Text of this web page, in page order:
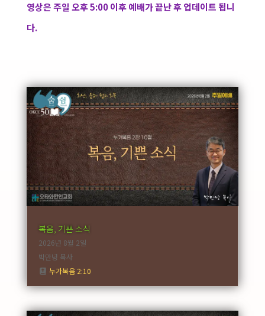
영상은 주일 오후 5:00 이후 예배가 끝난 후 업데이트 됩니
다.
복음, 기쁜 소식
2026년 8월 2일
박만녕 목사
누가복음 2:10